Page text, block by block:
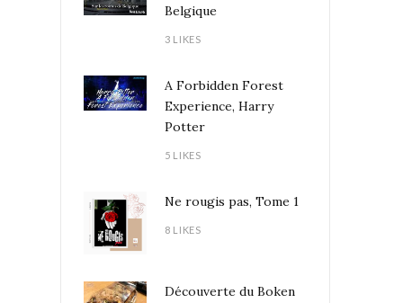
Belgique
3 LIKES
A Forbidden Forest
Experience, Harry
Potter
5 LIKES
Ne rougis pas, Tome 1
8 LIKES
Découverte du Boken